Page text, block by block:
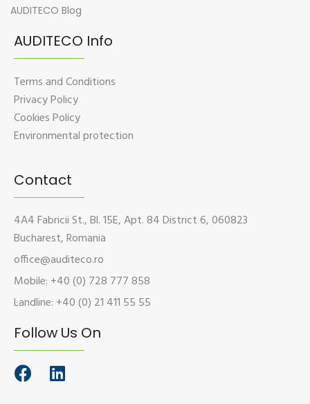
AUDITECO Blog
AUDITECO Info
Terms and Conditions
Privacy Policy
Cookies Policy
Environmental protection
Contact
4A4 Fabricii St., Bl. 15E, Apt. 84 District 6, 060823
Bucharest, Romania
office@auditeco.ro
Mobile: +40 (0) 728 777 858
Landline: +40 (0) 21 411 55 55
Follow Us On